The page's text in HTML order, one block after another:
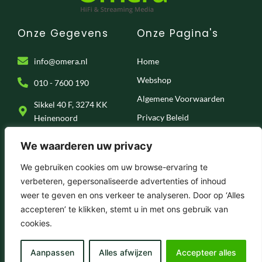
We waarderen uw privacy
We gebruiken cookies om uw browse-ervaring te
verbeteren, gepersonaliseerde advertenties of inhoud
weer te geven en ons verkeer te analyseren. Door op ‘Alles
accepteren’ te klikken, stemt u in met ons gebruik van
cookies.
Aanpassen Alles afwijzen Accepteer alles
Onze Gegevens
info@omera.nl
010 - 7600 190
Sikkel 40 F, 3274 KK
Heinenoord
Onze Pagina's
Home
Webshop
Algemene Voorwaarden
Privacy Beleid
F
a
c
e
b
o
I
n
s
t
a
r
a
T
i
k
t
Y
o
u
t
e
© 2025 . Omera – Hifi & Streaming Media